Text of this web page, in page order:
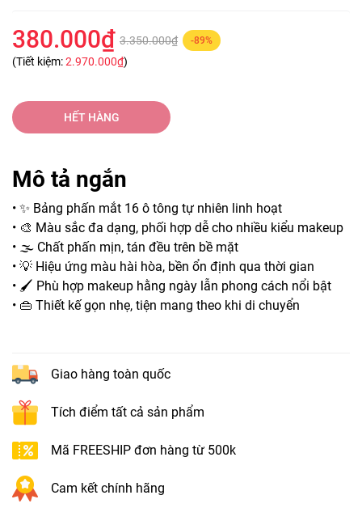
380.000₫ 3.350.000₫ -89%
(Tiết kiệm:2.970.000₫)
HẾT HÀNG
Mô tả ngắn
• ✨ Bảng phấn mắt 16 ô tông tự nhiên linh hoạt
• 🎨 Màu sắc đa dạng, phối hợp dễ cho nhiều kiểu makeup
• 🌫️ Chất phấn mịn, tán đều trên bề mặt
• 💡 Hiệu ứng màu hài hòa, bền ổn định qua thời gian
• 🖌️ Phù hợp makeup hằng ngày lẫn phong cách nổi bật
• 👜 Thiết kế gọn nhẹ, tiện mang theo khi di chuyển
Giao hàng toàn quốc
Tích điểm tất cả sản phẩm
Mã FREESHIP đơn hàng từ 500k
Cam kết chính hãng